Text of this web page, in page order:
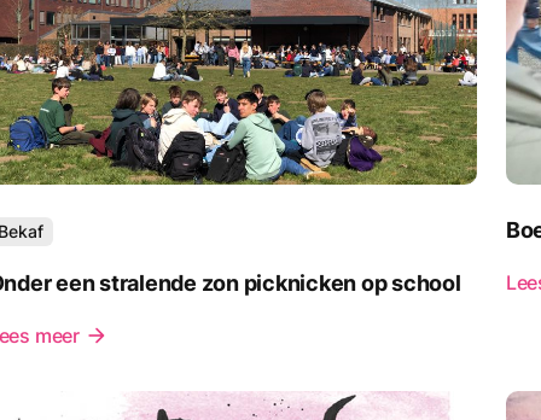
een stralende zon picknicken op school
meer arrow_forward